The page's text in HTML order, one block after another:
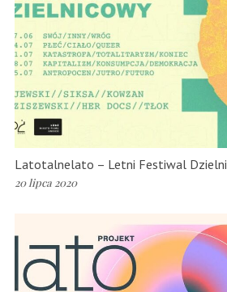
Latotalnelato – Letni Festiwal
20 lipca 2020